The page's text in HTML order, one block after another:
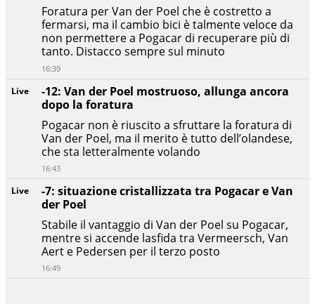
Live
-7: situazione cristallizzata tra Pogacar e Van
der Poel
Stabile il vantaggio di Van der Poel su Pogacar,
mentre si accende lasfida tra Vermeersch, Van
Aert e Pedersen per il terzo posto
16:49
Live
-12: Van der Poel mostruoso, allunga ancora
dopo la foratura
Pogacar non è riuscito a sfruttare la foratura di
Van der Poel, ma il merito è tutto dell’olandese,
che sta letteralmente volando
16:43
Foratura per Van der Poel che è costretto a
fermarsi, ma il cambio bici è talmente veloce da
non permettere a Pogacar di recuperare più di
tanto. Distacco sempre sul minuto
16:39